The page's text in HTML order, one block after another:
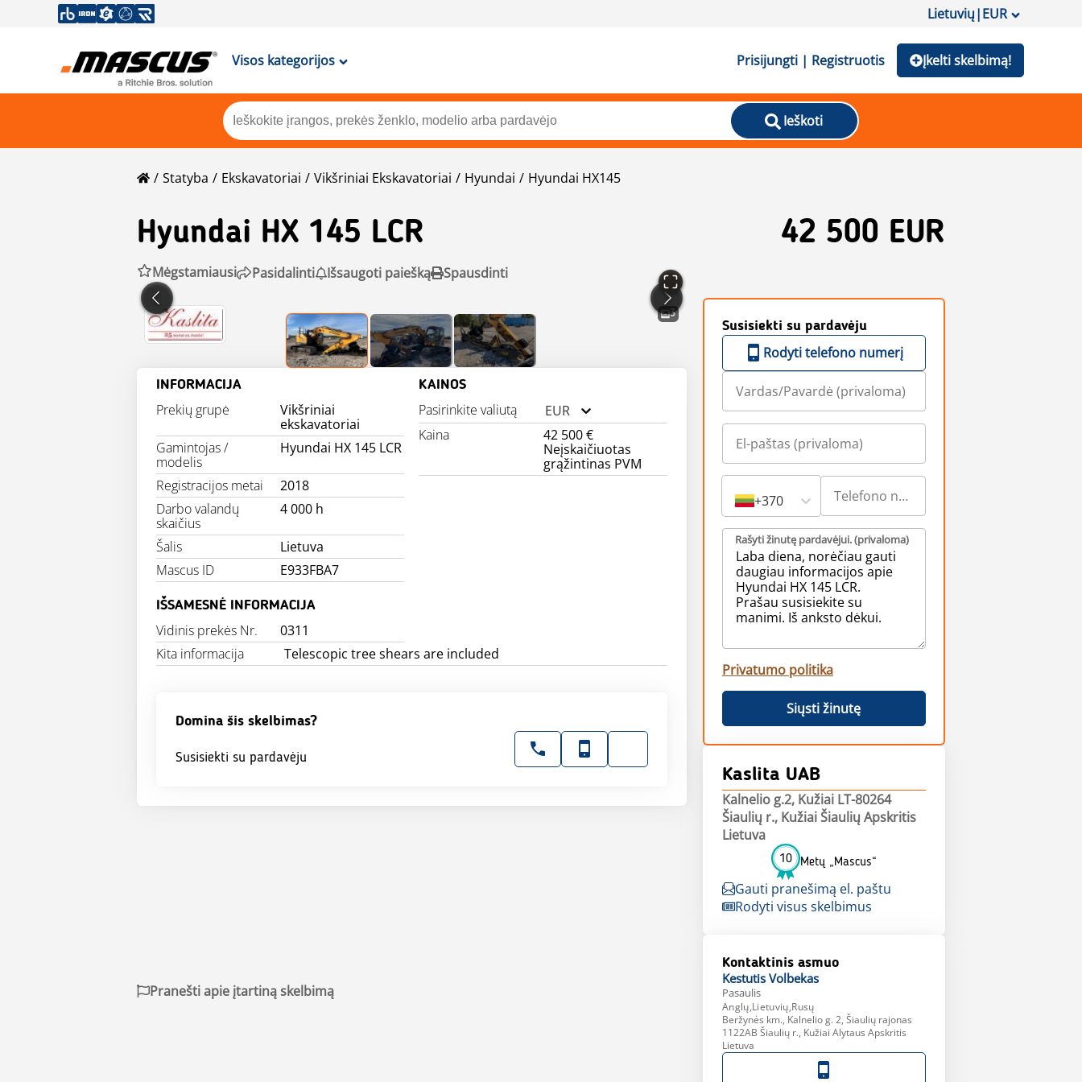
Lietuvių|EUR
Visos kategorijos Prisijungti | Registruotis Įkelti skelbimą!
Ieškoti
Statyba Ekskavatoriai Vikšriniai Ekskavatoriai Hyundai Hyundai HX145
Hyundai HX 145 LCR 42 500 EUR
Mėgstamiausi Pasidalinti Išsaugoti paiešką Spausdinti
3
INFORMACIJA
Prekių grupė
Vikšriniai
ekskavatoriai
Gamintojas /
modelis
Hyundai HX 145 LCR
Registracijos metai
2018
Darbo valandų
skaičius
4 000 h
Šalis
Lietuva
Mascus ID
E933FBA7
KAINOS
Pasirinkite valiutą
EUR
Kaina
42 500 €
Neįskaičiuotas
grąžintinas PVM
IŠSAMESNĖ INFORMACIJA
Vidinis prekės Nr.
0311
Kita informacija
Telescopic tree shears are included
Domina šis skelbimas?
Susisiekti su pardavėju
Susisiekti su pardavėju
Rodyti telefono numerį
+370
Rašyti žinutę pardavėjui. (privaloma)
Privatumo politika
Siųsti žinutę
Kaslita UAB
Kalnelio g.2, Kužiai LT-80264
Šiaulių r., Kužiai Šiaulių Apskritis
Lietuva
10 Metų „Mascus“
Gauti pranešimą el. paštu
Rodyti visus skelbimus
Kontaktinis asmuo
Kestutis Volbekas
Pasaulis
Anglų,Lietuvių,Rusų
Beržynės km., Kalnelio g. 2, Šiaulių rajonas
1122AB Šiaulių r., Kužiai Alytaus Apskritis
Lietuva
Pranešti apie įtartiną skelbimą